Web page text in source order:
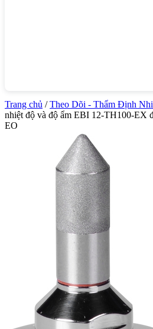
Trang chủ /Theo Dõi - Thẩm Định
nhiệt độ và độ ẩm EBI 12-TH100-EX
EO